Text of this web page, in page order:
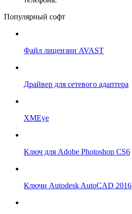
Популярный софт
Файл лицензии AVAST
Драйвер для сетевого адаптера
XMEye
Ключ для Adobe Photoshop CS6
Ключи Autodesk AutoCAD 2016